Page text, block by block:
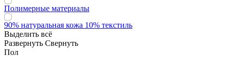
Полимерные материалы
90% натуральная кожа 10% текстиль
Выделить всё
Развернуть Свернуть
Пол